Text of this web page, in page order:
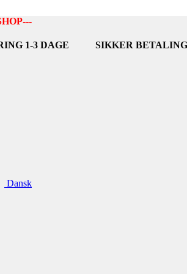
1-3 DAGE SIKKER BETALING
Dansk